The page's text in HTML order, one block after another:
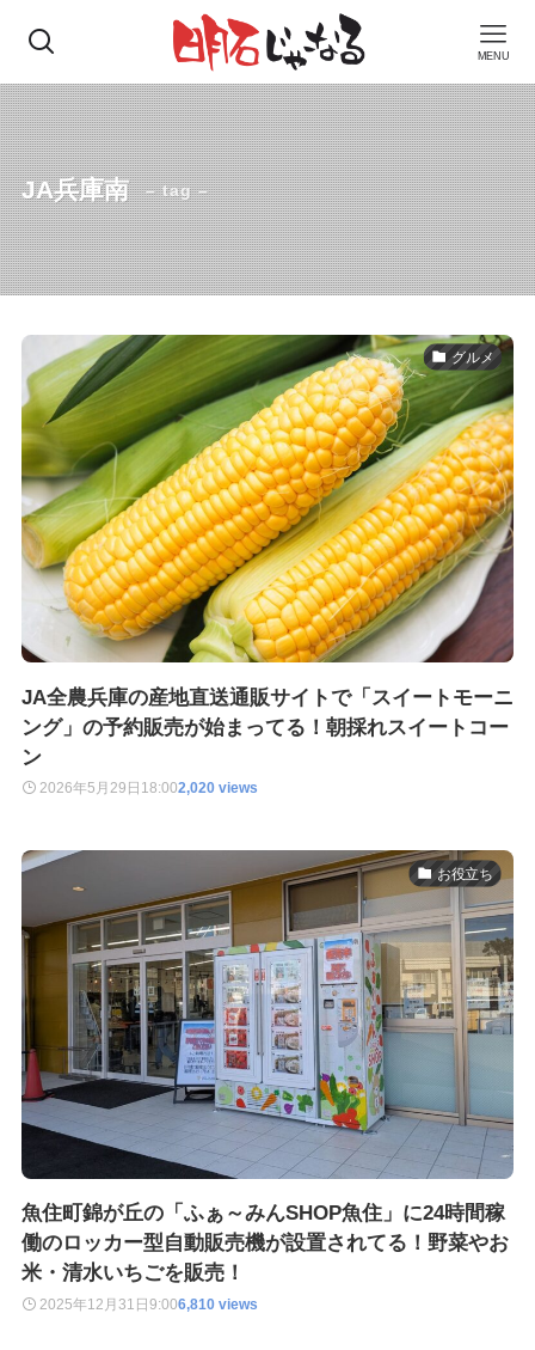
MENU
JA兵庫南 – tag –
グルメ
JA全農兵庫の産地直送通販サイトで「スイートモーニ
ング」の予約販売が始まってる！朝採れスイートコー
ン
2026年5月29日 18:002,020 views
お役立ち
魚住町錦が丘の「ふぁ～みんSHOP魚住」に24時間稼
働のロッカー型自動販売機が設置されてる！野菜やお
米・清水いちごを販売！
2025年12月31日9:006,810 views